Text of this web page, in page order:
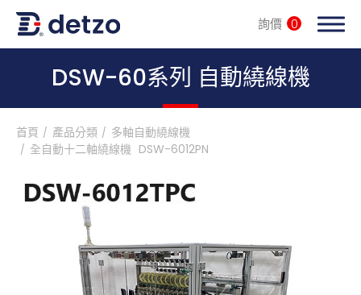
詢價 0
內頁banner 測試
DSW-60系列 自動繞線機
首頁 產品分類
多軸自動繞線機
全自動十二軸繞線機 DSW-6012PN
產品分類
多軸自動繞線機
客製化整體解決方案